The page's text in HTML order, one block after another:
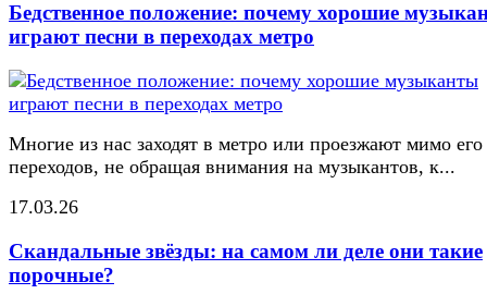
Бедственное положение: почему хорошие
играют песни в переходах метро
Многие из нас заходят в метро или проезжают мимо его
переходов, не обращая внимания на музыкантов, к...
17.03.26
Скандальные звёзды: на самом ли деле они такие
порочные?